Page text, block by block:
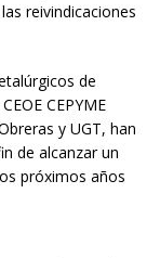
reivindicaciones
de
CEPYME
y UGT, han
de alcanzar un
próximos años